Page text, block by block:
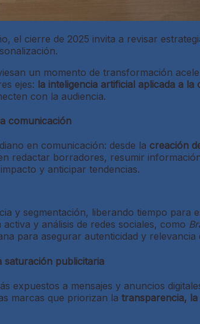
el cierre de 2025 invita a revisar
un momento de transformación
ejes: la inteligencia artificial aplicada a
con la audiencia.
comunicación
en comunicación: desde la creación
redactar borradores, resumir
y anticipar tendencias.
y segmentación, liberando tiempo para
y análisis de redes sociales, como
para asegurar autenticidad y relevancia
saturación publicitaria
expuestos a mensajes y anuncios
marcas que priorizan la transparencia,